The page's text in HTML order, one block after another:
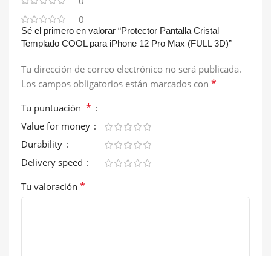
0
Sé el primero en valorar “Protector Pantalla Cristal
Templado COOL para iPhone 12 Pro Max (FULL 3D)”
Tu dirección de correo electrónico no será publicada.
Los campos obligatorios están marcados con *
Tu puntuación *
Value for money
Durability
Delivery speed
Tu valoración *